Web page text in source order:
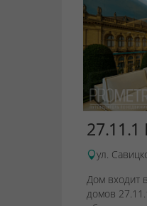
27.11.1
ул.
Дом входит
домов